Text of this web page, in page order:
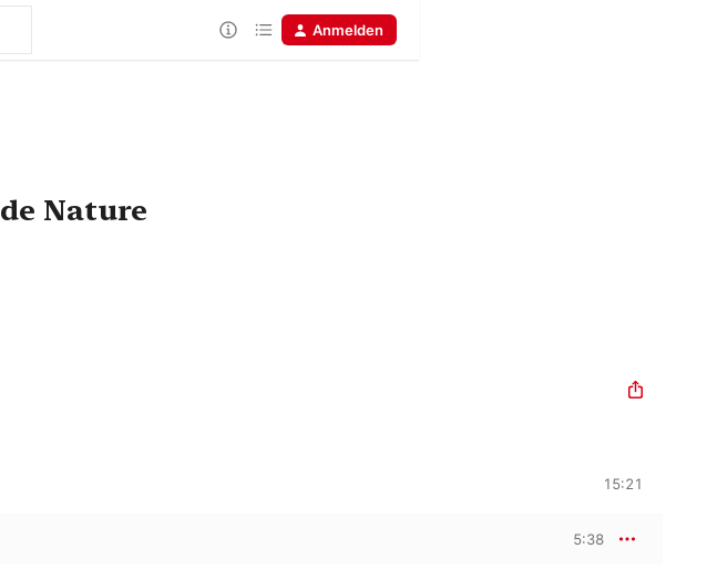
Anmelden
Nature
15:21
5:38